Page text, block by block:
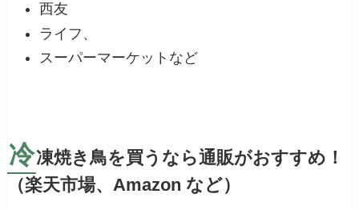
西友
ライフ、
スーパーマーケットなど
冷凍焼き鳥を買うなら通販がおすすめ！
（楽天市場、Amazon など）